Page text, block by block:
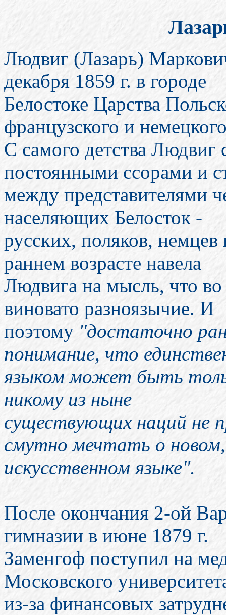
Людвиг (Лазарь)
декабря 1859 г. в городе
Белостоке Царства
французского и
С самого детства Людвиг
постоянными ссорами и
между представителями
населяющих Белосток -
русских, поляков,
раннем возрасте навела
Людвига на мысль, что во
виновато разноязычие. И
поэтому "достаточно
понимание, что
языком может быть
никому из ныне
существующих наций не
смутно мечтать о новом,
искусственном языке".
После окончания 2-ой
гимназии в июне 1879 г.
Заменгоф поступил на
Московского
из-за финансовых